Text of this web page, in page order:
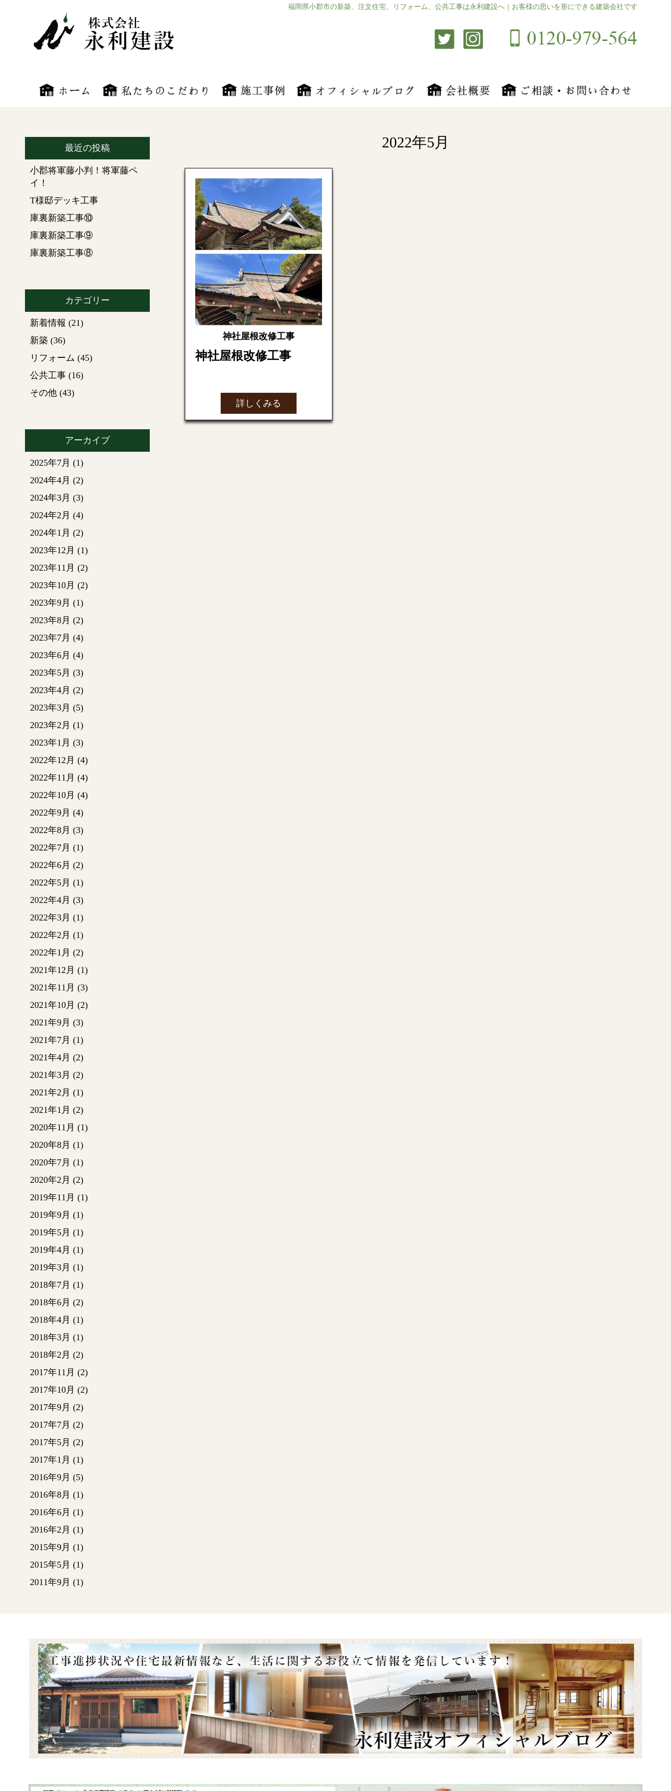
福岡県小郡市の新築、注文住宅、リフォーム、公共工事は永利建設へ｜お客様の思いを形にできる建築会社です
最近の投稿
小郡将軍藤小判！将軍藤ペ
イ！
T様邸デッキ工事
庫裏新築工事⑩
庫裏新築工事⑨
庫裏新築工事⑧
カテゴリー
新着情報 (21)
新築 (36)
リフォーム (45)
公共工事 (16)
その他 (43)
アーカイブ
2025年7月 (1)
2024年4月 (2)
2024年3月 (3)
2024年2月 (4)
2024年1月 (2)
2023年12月 (1)
2023年11月 (2)
2023年10月 (2)
2023年9月 (1)
2023年8月 (2)
2023年7月 (4)
2023年6月 (4)
2023年5月 (3)
2023年4月 (2)
2023年3月 (5)
2023年2月 (1)
2023年1月 (3)
2022年12月 (4)
2022年11月 (4)
2022年10月 (4)
2022年9月 (4)
2022年8月 (3)
2022年7月 (1)
2022年6月 (2)
2022年5月 (1)
2022年4月 (3)
2022年3月 (1)
2022年2月 (1)
2022年1月 (2)
2021年12月 (1)
2021年11月 (3)
2021年10月 (2)
2021年9月 (3)
2021年7月 (1)
2021年4月 (2)
2021年3月 (2)
2021年2月 (1)
2021年1月 (2)
2020年11月 (1)
2020年8月 (1)
2020年7月 (1)
2020年2月 (2)
2019年11月 (1)
2019年9月 (1)
2019年5月 (1)
2019年4月 (1)
2019年3月 (1)
2018年7月 (1)
2018年6月 (2)
2018年4月 (1)
2018年3月 (1)
2018年2月 (2)
2017年11月 (2)
2017年10月 (2)
2017年9月 (2)
2017年7月 (2)
2017年5月 (2)
2017年1月 (1)
2016年9月 (5)
2016年8月 (1)
2016年6月 (1)
2016年2月 (1)
2015年9月 (1)
2015年5月 (1)
2011年9月 (1)
2022年5月
神社屋根改修工事
神社屋根改修工事
けました。
足場がかかる前の様子です。屋
根の剥がれ、錆がすごく目立ち
塗装工事も終わり綺麗に仕上が
りました！！
～施工前～
～施工後～
足場屋根も外され屋根の形が見
詳しくみる